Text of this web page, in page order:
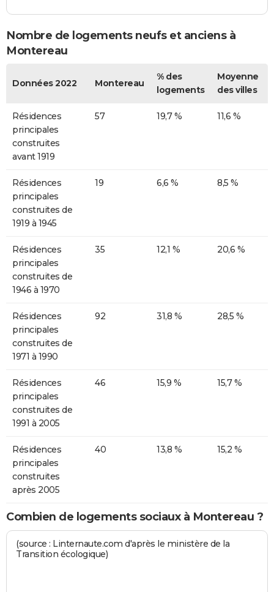
Nombre de logements neufs et anciens à
Montereau
Données 2022 Montereau
% des
logements
Moyenne
des villes
Résidences
principales
construites
avant 1919
57 19,7 % 11,6 %
Résidences
principales
construites de
1919 à 1945
19 6,6 % 8,5 %
Résidences
principales
construites de
1946 à 1970
35 12,1 % 20,6 %
Résidences
principales
construites de
1971 à 1990
92 31,8 % 28,5 %
Résidences
principales
construites de
1991 à 2005
46 15,9 % 15,7 %
Résidences
principales
construites
après 2005
40 13,8 % 15,2 %
Combien de logements sociaux à Montereau ?
(source : Linternaute.com d'après le ministère de la
Transition écologique)